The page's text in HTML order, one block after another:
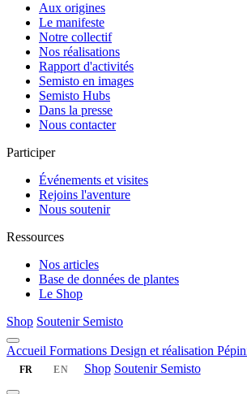
Aux origines
Le manifeste
Notre collectif
Nos réalisations
Rapport d'activités
Semisto en images
Semisto Hubs
Dans la presse
Nous contacter
Participer
Événements et visites
Rejoins l'aventure
Nous soutenir
Ressources
Nos articles
Base de données de plantes
Le Shop
Shop Soutenir Semisto
Accueil Formations Design et réalisation
FR EN Shop Soutenir Semisto